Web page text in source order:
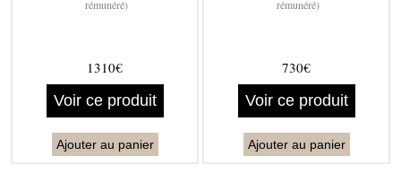
rémunéré)
1310€
Voir ce produit
Ajouter au panier
rémunéré)
730€
Voir ce produit
Ajouter au panier